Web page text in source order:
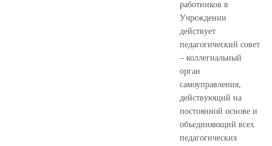
работников в
Учреждении
действует
педагогический совет
– коллегиальный
орган
самоуправления,
действующий на
постоянной основе и
объединяющий всех
педагогических